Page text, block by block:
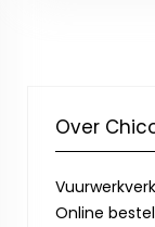
Over
Online